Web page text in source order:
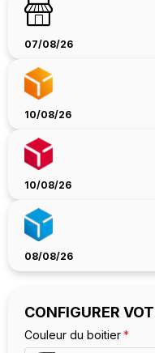
07/08/26
10/08/26
10/08/26
08/08/26
CONFIGURER
Couleur du boitier